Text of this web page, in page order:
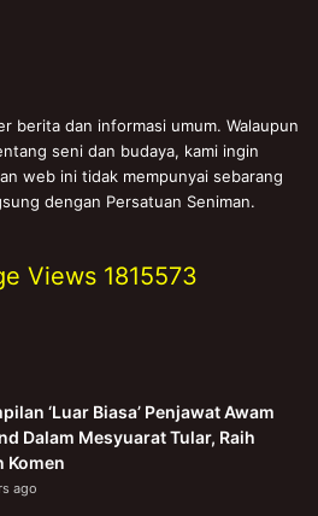
berita dan informasi umum. Walaupun
seni dan budaya, kami ingin
web ini tidak mempunyai sebarang
dengan Persatuan Seniman.
Views 1815573
‘Luar Biasa’ Penjawat Awam
Dalam Mesyuarat Tular, Raih
Komen
ago